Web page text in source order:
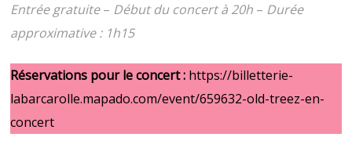
Entrée gratuite– Début du concert à 20h – Durée
approximative : 1h15
Réservations pour le concert : https://billetterie-
labarcarolle.mapado.com/event/659632-old-treez-en-
concert